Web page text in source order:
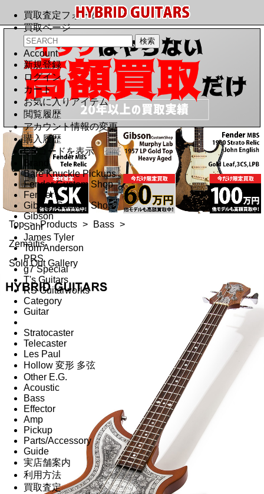
買取査定フォーム
買取ページ
Account
新規登録
ログイン
カート
お気に入りアイテム
閲覧履歴
アカウント情報の変更
購入履歴
QRコードを表示
Brand
Bare Knuckle Pickups
Fender Custom Shop
Fender
Gibson Custom Shop
Gibson
Suhr
James Tyler
Tom Anderson
PRS
g7 Special
T's Guitars
RS Guitarworks
Category
Guitar
Stratocaster
Telecaster
Les Paul
Hollow 変形 多弦
Other E.G.
Acoustic
Bass
Effector
Amp
Pickup
Parts/Accessory
Guide
実店舗案内
利用方法
買取査定
Top > Products > Bass >
Zemaitis
Sold Out Gallery